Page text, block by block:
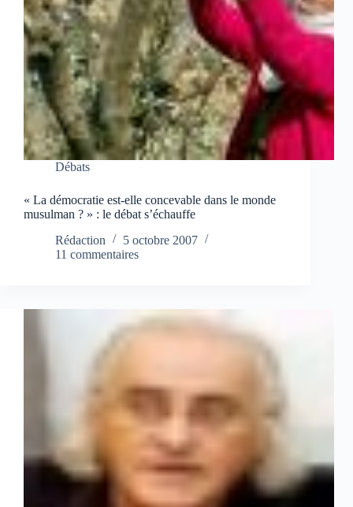
Débats
« La démocratie est-elle concevable dans le monde
musulman ? » : le débat s’échauffe
Rédaction
5 octobre 2007
11 commentaires